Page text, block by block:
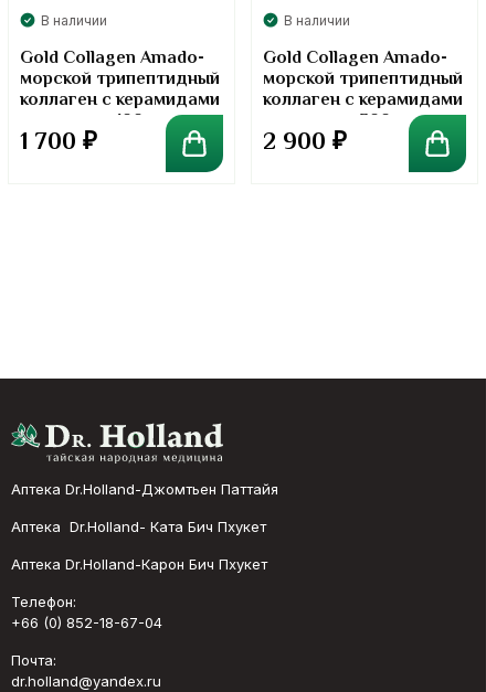
В наличии
Gold Collagen Amado-
морской трипептидный
коллаген с керамидами
в порошке. 100 грамм
1 700 ₽
В наличии
Gold Collagen Amado-
морской трипептидный
коллаген с керамидами
в порошке. 300 грамм
2 900 ₽
Аптека Dr.Holland-Джомтьен Паттайя
Аптека Dr.Holland- Ката Бич Пхукет
Аптека Dr.Holland-Карон Бич Пхукет
Телефон:
+66 (0) 852-18-67-04
Почта:
dr.holland@yandex.ru